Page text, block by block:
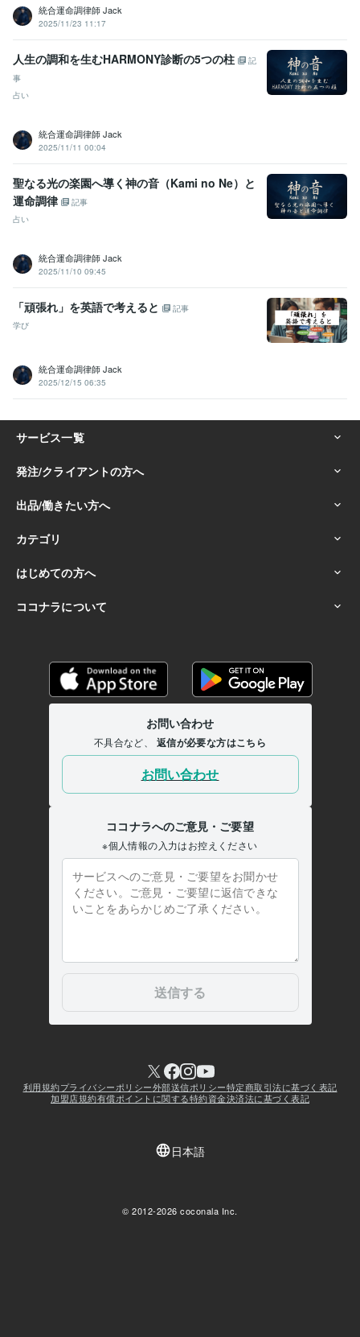
統合運命調律師 Jack
2025/11/23 11:17
人生の調和を生むHARMONY診断の5つの柱
記
事
占い
統合運命調律師 Jack
2025/11/11 00:04
聖なる光の楽園へ導く神の音（Kami no Ne）と
運命調律
記事
占い
統合運命調律師 Jack
2025/11/10 09:45
「頑張れ」を英語で考えると
記事
学び
統合運命調律師 Jack
2025/12/15 06:35